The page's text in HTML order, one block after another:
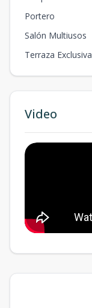
Portero
Salón Multiusos
Terraza Exclusiva
Video